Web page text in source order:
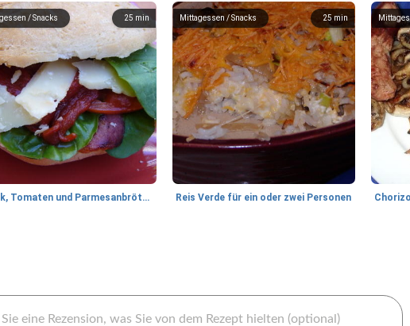
25 min
/ Snacks
Speck, Tomaten und Parmesanbrötchen mit Rosmarinmayonnaise
25min
Mittagessen / Snacks
Reis Verde für ein oder zwei Personen